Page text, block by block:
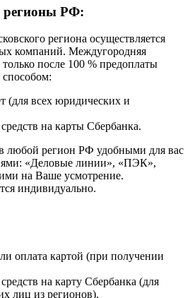
регионы РФ:
региона осуществляется
компаний. Междугородняя
только после 100 % предоплаты
(для всех юридических и
на карты Сбербанка.
любой регион РФ удобными для вас
«Деловые линии», «ПЭК»,
на Ваше усмотрение.
индивидуально.
оплата картой (при получении
на карту Сбербанка (для
лиц из регионов).